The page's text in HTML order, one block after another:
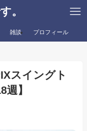
。
雑談 プロフィール
スイングト
】